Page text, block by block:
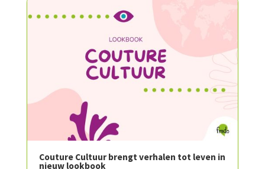
Couture Cultuur brengt verhalen tot leven in
nieuw lookbook